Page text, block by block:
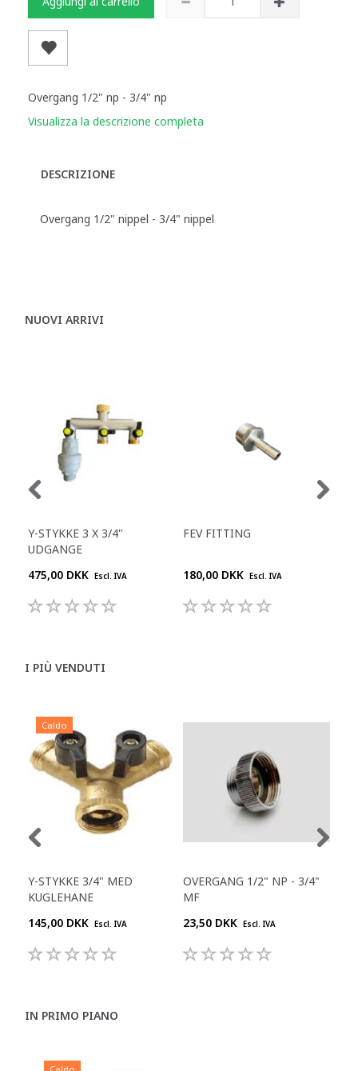
Overgang 1/2" np - 3/4" np
Visualizza la descrizione completa
DESCRIZIONE
Overgang 1/2" nippel - 3/4" nippel
NUOVI ARRIVI
Y-STYKKE 3 X 3/4"
UDGANGE
475,00 DKK Escl. IVA
FEV FITTING
180,00 DKK Escl. IVA
I PIÙ VENDUTI
Caldo
Y-STYKKE 3/4" MED
KUGLEHANE
145,00 DKK Escl. IVA
OVERGANG 1/2" NP - 3/4"
MF
23,50 DKK Escl. IVA
IN PRIMO PIANO